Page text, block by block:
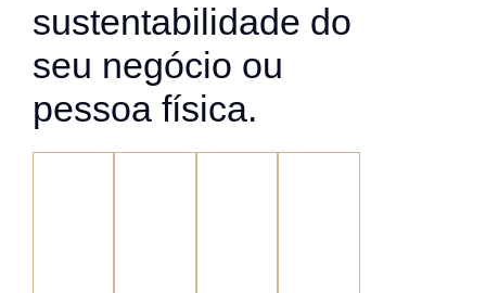
sustentabilidade do
seu negócio ou
pessoa física.